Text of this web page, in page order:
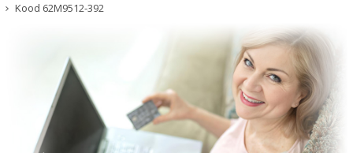
Kood 62M9512-392